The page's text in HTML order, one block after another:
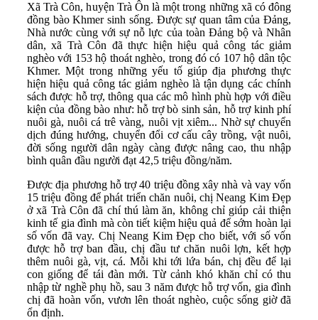
Xã Trà Côn, huyện Trà Ôn là một trong những xã có đông
đồng bào Khmer sinh sống. Được sự quan tâm của Đảng,
Nhà nước cùng với sự nỗ lực của toàn Đảng bộ và Nhân
dân, xã Trà Côn đã thực hiện hiệu quả công tác giảm
nghèo với 153 hộ thoát nghèo, trong đó có 107 hộ dân tộc
Khmer. Một trong những yếu tố giúp địa phương thực
hiện hiệu quả công tác giảm nghèo là tận dụng các chính
sách được hỗ trợ, thông qua các mô hình phù hợp với điều
kiện của đồng bào như: hỗ trợ bò sinh sản, hỗ trợ kinh phí
nuôi gà, nuôi cá trê vàng, nuôi vịt xiêm... Nhờ sự chuyển
dịch đúng hướng, chuyển đổi cơ cấu cây trồng, vật nuôi,
đời sống người dân ngày càng được nâng cao, thu nhập
bình quân đầu người đạt 42,5 triệu đồng/năm.
Được địa phương hỗ trợ 40 triệu đồng xây nhà và vay vốn
15 triệu đồng để phát triển chăn nuôi, chị Neang Kim Đẹp
ở xã Trà Côn đã chí thú làm ăn, không chỉ giúp cải thiện
kinh tế gia đình mà còn tiết kiệm hiệu quả để sớm hoàn lại
số vốn đã vay. Chị Neang Kim Đẹp cho biết, với số vốn
được hỗ trợ ban đầu, chị đầu tư chăn nuôi lợn, kết hợp
thêm nuôi gà, vịt, cá. Mỗi khi tới lứa bán, chị đều để lại
con giống để tái đàn mới. Từ cảnh khó khăn chỉ có thu
nhập từ nghề phụ hồ, sau 3 năm được hỗ trợ vốn, gia đình
chị đã hoàn vốn, vươn lên thoát nghèo, cuộc sống giờ đã
ổn định.